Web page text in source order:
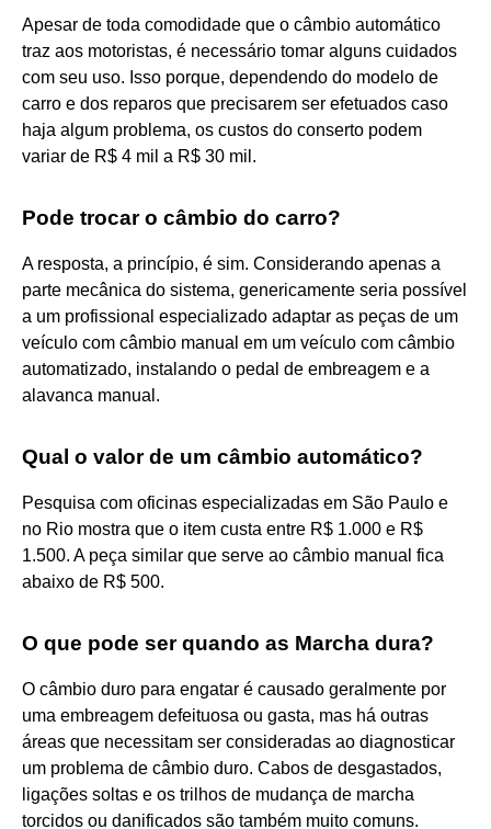
Apesar de toda comodidade que o câmbio automático
traz aos motoristas, é necessário tomar alguns cuidados
com seu uso. Isso porque, dependendo do modelo de
carro e dos reparos que precisarem ser efetuados caso
haja algum problema, os custos do conserto podem
variar de R$ 4 mil a R$ 30 mil.
Pode trocar o câmbio do carro?
A resposta, a princípio, é sim. Considerando apenas a
parte mecânica do sistema, genericamente seria possível
a um profissional especializado adaptar as peças de um
veículo com câmbio manual em um veículo com câmbio
automatizado, instalando o pedal de embreagem e a
alavanca manual.
Qual o valor de um câmbio automático?
Pesquisa com oficinas especializadas em São Paulo e
no Rio mostra que o item custa entre R$ 1.000 e R$
1.500. A peça similar que serve ao câmbio manual fica
abaixo de R$ 500.
O que pode ser quando as Marcha dura?
O câmbio duro para engatar é causado geralmente por
uma embreagem defeituosa ou gasta, mas há outras
áreas que necessitam ser consideradas ao diagnosticar
um problema de câmbio duro. Cabos de desgastados,
ligações soltas e os trilhos de mudança de marcha
torcidos ou danificados são também muito comuns.